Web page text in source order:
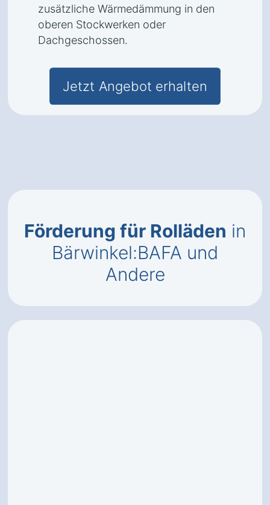
zusätzliche Wärmedämmung in den
oberen Stockwerken oder
Dachgeschossen.
Jetzt Angebot erhalten
Förderung für Rolläden in
Bärwinkel:BAFA und
Andere